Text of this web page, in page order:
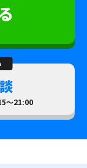
～21:00